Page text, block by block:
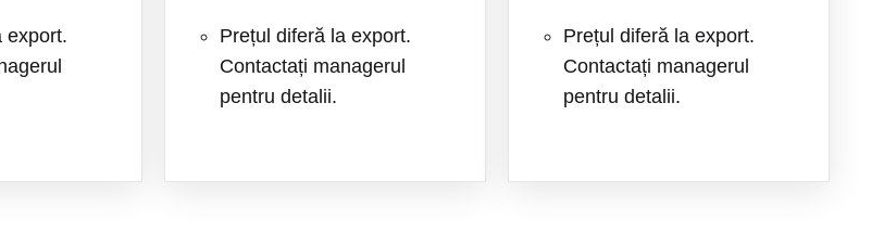
export.
Prețul diferă la export.
Contactați managerul
pentru detalii.
Prețul diferă la export.
Contactați managerul
pentru detalii.